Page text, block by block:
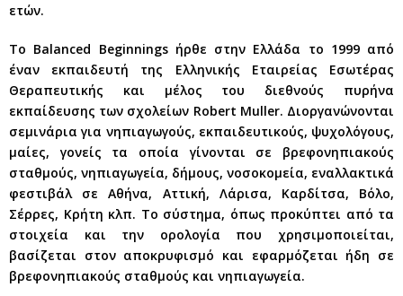
ετών.
Το Balanced Beginnings ήρθε στην Ελλάδα το 1999 από
έναν εκπαιδευτή της Ελληνικής Εταιρείας Εσωτέρας
Θεραπευτικής και μέλος του διεθνούς πυρήνα
εκπαίδευσης των σχολείων Robert Muller. Διοργανώνονται
σεμινάρια για νηπιαγωγούς, εκπαιδευτικούς, ψυχολόγους,
μαίες, γονείς τα οποία γίνονται σε βρεφονηπιακούς
σταθμούς, νηπιαγωγεία, δήμους, νοσοκομεία, εναλλακτικά
φεστιβάλ σε Αθήνα, Αττική, Λάρισα, Καρδίτσα, Βόλο,
Σέρρες, Κρήτη κλπ. Το σύστημα, όπως προκύπτει από τα
στοιχεία και την ορολογία που χρησιμοποιείται,
βασίζεται στον αποκρυφισμό και εφαρμόζεται ήδη σε
βρεφονηπιακούς σταθμούς και νηπιαγωγεία.